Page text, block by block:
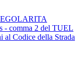
comma 2 del TUEL
al Codice della Strada